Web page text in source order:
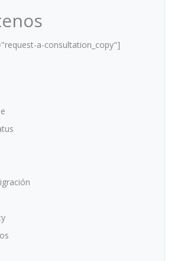
a-consultation_copy"]